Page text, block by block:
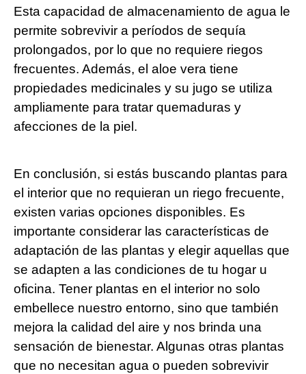
Esta capacidad de almacenamiento de agua le
permite sobrevivir a períodos de sequía
prolongados, por lo que no requiere riegos
frecuentes. Además, el aloe vera tiene
propiedades medicinales y su jugo se utiliza
ampliamente para tratar quemaduras y
afecciones de la piel.
En conclusión, si estás buscando plantas para
el interior que no requieran un riego frecuente,
existen varias opciones disponibles. Es
importante considerar las características de
adaptación de las plantas y elegir aquellas que
se adapten a las condiciones de tu hogar u
oficina. Tener plantas en el interior no solo
embellece nuestro entorno, sino que también
mejora la calidad del aire y nos brinda una
sensación de bienestar. Algunas otras plantas
que no necesitan agua o pueden sobrevivir